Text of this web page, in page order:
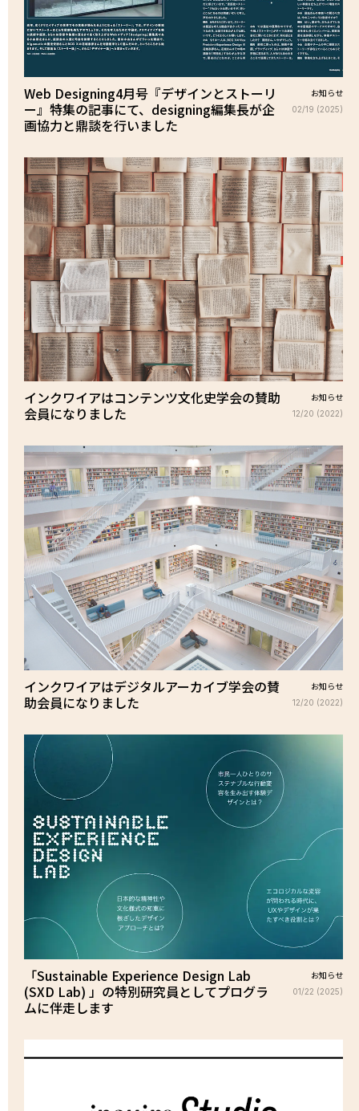
Web Designing4月号『デザインとストーリ
ー』特集の記事にて、designing編集長が企
画協力と鼎談を行いました
お知らせ
02/19 (2025)
インクワイアはコンテンツ文化史学会の賛助
会員になりました
お知らせ
12/20 (2022)
インクワイアはデジタルアーカイブ学会の賛
助会員になりました
お知らせ
12/20 (2022)
「Sustainable Experience Design Lab
(SXD Lab) 」の特別研究員としてプログラ
ムに伴走します
お知らせ
01/22 (2025)